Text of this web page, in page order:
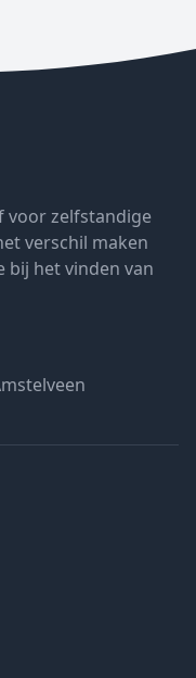
voor zelfstandige
verschil maken
bij het vinden van